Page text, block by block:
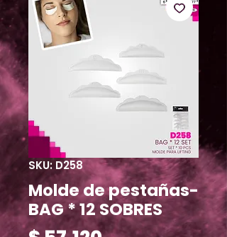
SKU: D258
Molde de pestañas-
BAG * 12 SOBRES